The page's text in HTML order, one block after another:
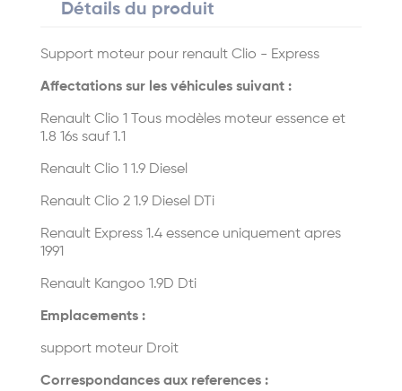
Détails du produit
Support moteur pour renault Clio - Express
Affectations sur les véhicules suivant :
Renault Clio 1 Tous modèles moteur essence et
1.8 16s sauf 1.1
Renault Clio 1 1.9 Diesel
Renault Clio 2 1.9 Diesel DTi
Renault Express 1.4 essence uniquement apres
1991
Renault Kangoo 1.9D Dti
Emplacements :
support moteur Droit
Correspondances aux references :